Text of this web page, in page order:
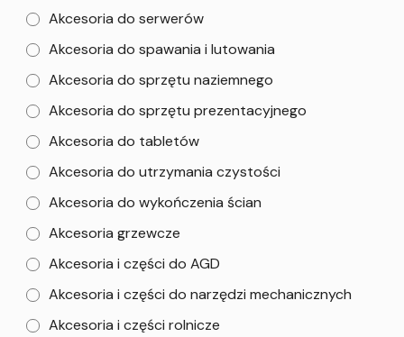
Akcesoria do serwerów
Akcesoria do spawania i lutowania
Akcesoria do sprzętu naziemnego
Akcesoria do sprzętu prezentacyjnego
Akcesoria do tabletów
Akcesoria do utrzymania czystości
Akcesoria do wykończenia ścian
Akcesoria grzewcze
Akcesoria i części do AGD
Akcesoria i części do narzędzi mechanicznych
Akcesoria i części rolnicze